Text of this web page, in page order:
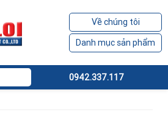
Về chúng tôi
Danh mục sản phẩm
0942.337.117